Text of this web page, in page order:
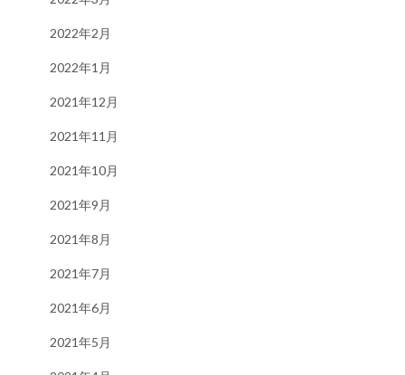
2022年2月
2022年1月
2021年12月
2021年11月
2021年10月
2021年9月
2021年8月
2021年7月
2021年6月
2021年5月